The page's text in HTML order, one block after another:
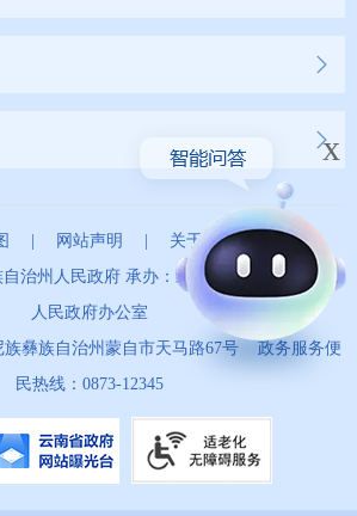
网站声明
关于我们
治州人民政府 承办：红河哈尼族彝族自治州
人民政府办公室
族彝族自治州蒙自市天马路67号 政务服务便
民热线：0873-12345
x